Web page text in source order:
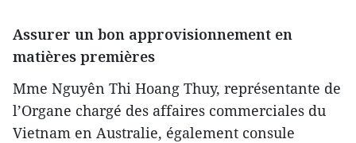
Assurer un bon approvisionnement en
matières premières
Mme Nguyên Thi Hoang Thuy, représentante de
l’Organe chargé des affaires commerciales du
Vietnam en Australie, également consule